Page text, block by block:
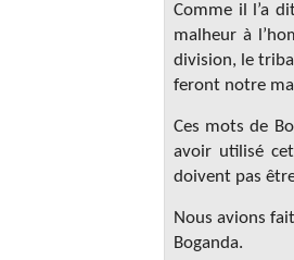
Comme il l’a
malheur à
division, le
feront notre
Ces mots de
avoir utilisé
doivent pas
Nous avions
Boganda.